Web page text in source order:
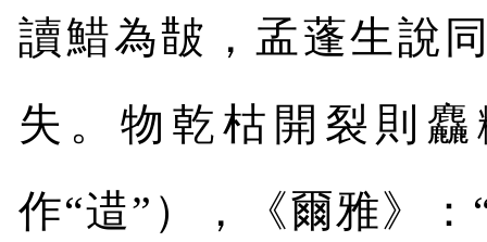
讀䱜為皵，孟蓬生說
失。物乾枯開裂則
作“逪”），《爾雅》